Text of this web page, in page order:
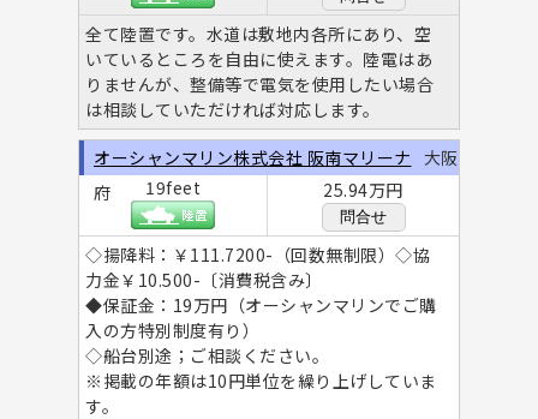
全て陸置です。水道は敷地内各所にあり、空
いているところを自由に使えます。陸電はあ
りませんが、整備等で電気を使用したい場合
は相談していただければ対応します。
19feet 25.94万円
問合せ
◇揚降料：￥111.7200-（回数無制限）◇協
力金￥10.500-〔消費税含み〕
◆保証金：19万円（オーシャンマリンでご購
入の方特別制度有り）
◇船台別途；ご相談ください。
※掲載の年額は10円単位を繰り上げしていま
す。
オーシャンマリン株式会社 阪南マリーナ 大阪
府